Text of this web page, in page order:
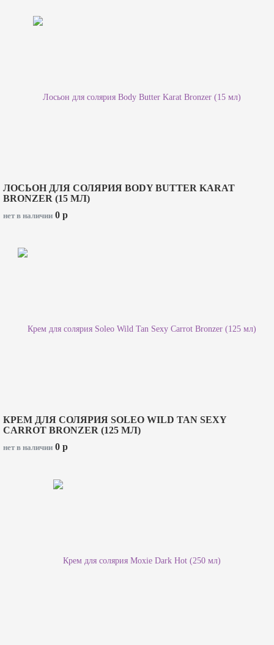
ЛОСЬОН ДЛЯ СОЛЯРИЯ BODY BUTTER KARAT
BRONZER (15 МЛ)
нет в наличии 0 p
КРЕМ ДЛЯ СОЛЯРИЯ SOLEO WILD TAN SEXY
CARROT BRONZER (125 МЛ)
нет в наличии 0 p